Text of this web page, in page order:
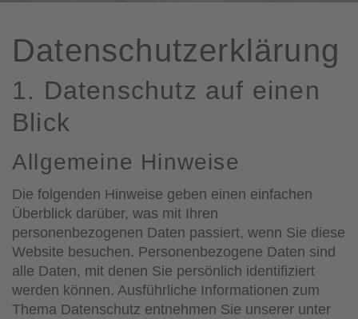
Datenschutz­erklärung
1. Datenschutz auf einen
Blick
Allgemeine Hinweise
Die folgenden Hinweise geben einen einfachen
Überblick darüber, was mit Ihren
personenbezogenen Daten passiert, wenn Sie diese
Website besuchen. Personenbezogene Daten sind
alle Daten, mit denen Sie persönlich identifiziert
werden können. Ausführliche Informationen zum
Thema Datenschutz entnehmen Sie unserer unter